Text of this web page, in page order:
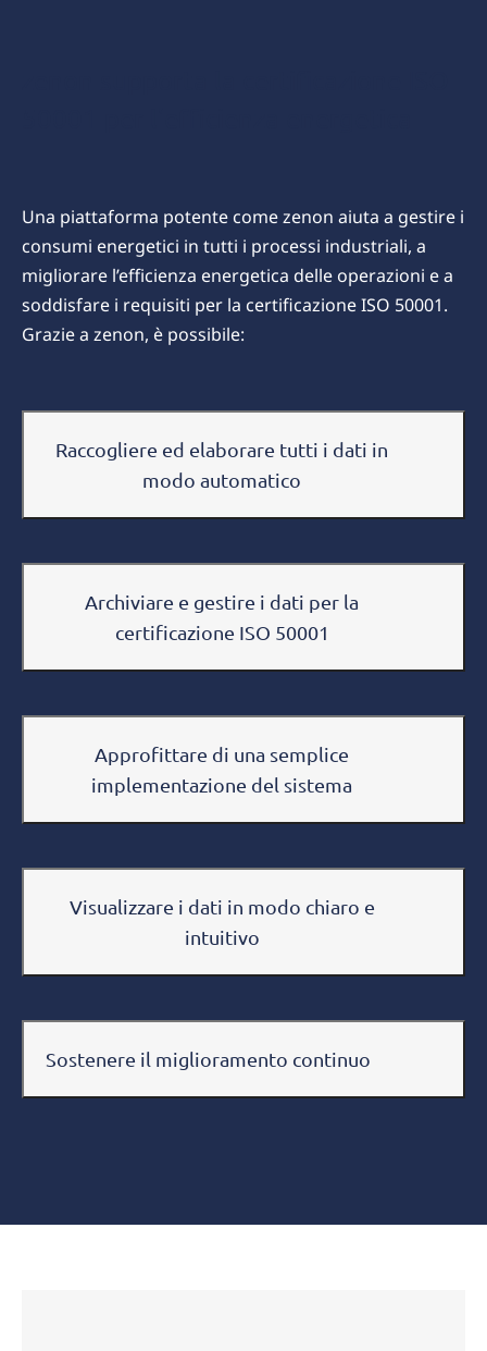
Una piattaforma potente come zenon aiuta a gestire i
consumi energetici in tutti i processi industriali, a
migliorare l’efficienza energetica delle operazioni e a
soddisfare i requisiti per la certificazione ISO 50001.
Grazie a zenon, è possibile:
Raccogliere ed elaborare tutti i dati in
modo automatico
Archiviare e gestire i dati per la
certificazione ISO 50001
Approfittare di una semplice
implementazione del sistema
Visualizzare i dati in modo chiaro e
intuitivo
Sostenere il miglioramento continuo